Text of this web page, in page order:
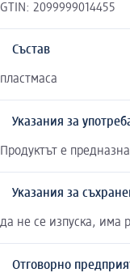
GTIN: 2099999014455
Състав
пластмаса
Указания за
Продуктът е
Указания за
да не се изпуска, има
Отговорно